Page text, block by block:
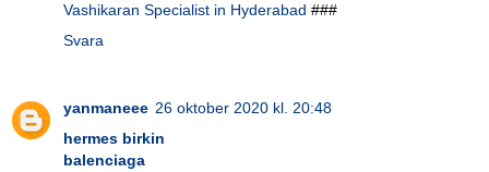
Vashikaran Specialist in Hyderabad ###
Svara
yanmaneee 26 oktober 2020 kl. 20:48
hermes birkin
balenciaga